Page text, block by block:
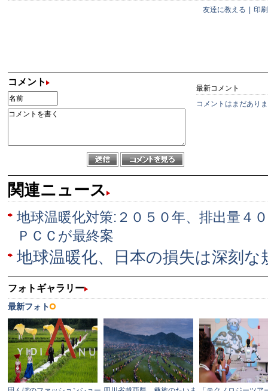
友達に教える 印刷
コメント
最新コメント
コメントはまだあり
関連ニュース
地球温暖化対策:２０５０年、排出量４
ＰＣＣが最終案
地球温暖化、日本の損失は深刻な